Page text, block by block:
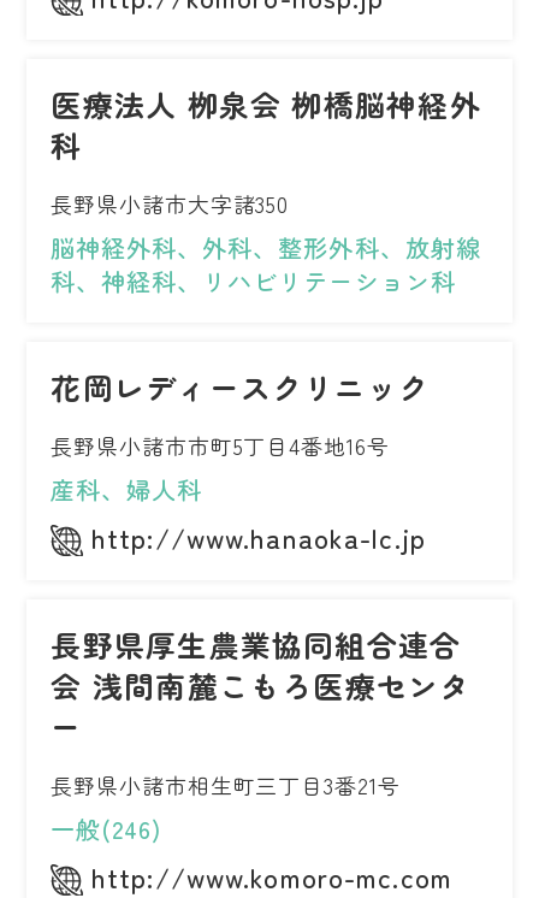
医療法人 栁泉会 栁橋脳神経外
科
長野県小諸市大字諸350
脳神経外科、外科、整形外科、放射線
科、神経科、リハビリテーション科
花岡レディースクリニック
長野県小諸市市町5丁目4番地16号
産科、婦人科
http://www.hanaoka-lc.jp
長野県厚生農業協同組合連合
会 浅間南麓こもろ医療センタ
ー
長野県小諸市相生町三丁目3番21号
一般(246)
http://www.komoro-mc.com